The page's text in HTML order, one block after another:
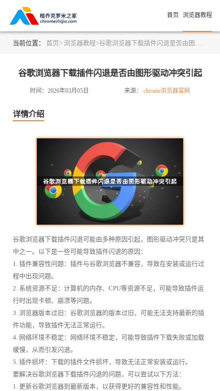
首页 浏览器教程
当前位置： 首页> 浏览器教程>谷歌浏览器下载插件闪退是否由图形驱动冲突引起
谷歌浏览器下载插件闪退是否由图形驱动冲突引起
时间：2026年03月05日 来源： chrome浏览器官网
详情介绍
谷歌浏览器下载插件闪退可能由多种原因引起，图形驱动冲突只是其
中之一。以下是一些可能导致插件闪退的原因：
1. 插件兼容性问题：插件与谷歌浏览器不兼容，导致在安装或运行过
程中出现问题。
2. 系统资源不足：计算机的内存、CPU等资源不足，可能导致插件运
行时出现卡顿、崩溃等问题。
3. 浏览器版本过旧：谷歌浏览器的版本过旧，可能无法支持最新的插
件功能，导致插件无法正常运行。
4. 网络环境不稳定：网络环境不稳定，可能导致插件下载失败或加载
缓慢，从而引发闪退。
5. 插件损坏：下载的插件文件损坏，导致无法正常安装或运行。
要解决谷歌浏览器下载插件闪退的问题，可以尝试以下方法：
1. 更新谷歌浏览器到最新版本，以获得更好的兼容性和性能。